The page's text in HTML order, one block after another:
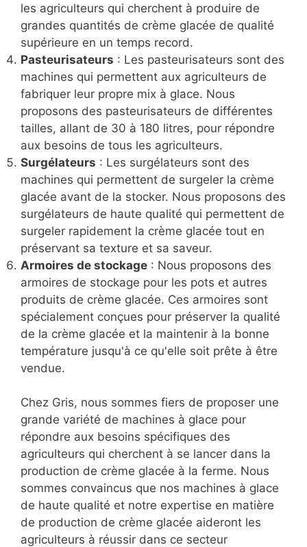
les agriculteurs qui cherchent à produire de
grandes quantités de crème glacée de qualité
supérieure en un temps record.
Pasteurisateurs : Les pasteurisateurs sont des
machines qui permettent aux agriculteurs de
fabriquer leur propre mix à glace. Nous
proposons des pasteurisateurs de différentes
tailles, allant de 30 à 180 litres, pour répondre
aux besoins de tous les agriculteurs.
Surgélateurs : Les surgélateurs sont des
machines qui permettent de surgeler la crème
glacée avant de la stocker. Nous proposons des
surgélateurs de haute qualité qui permettent de
surgeler rapidement la crème glacée tout en
préservant sa texture et sa saveur.
Armoires de stockage : Nous proposons des
armoires de stockage pour les pots et autres
produits de crème glacée. Ces armoires sont
spécialement conçues pour préserver la qualité
de la crème glacée et la maintenir à la bonne
température jusqu'à ce qu'elle soit prête à être
vendue.
Chez Gris, nous sommes fiers de proposer une
grande variété de machines à glace pour
répondre aux besoins spécifiques des
agriculteurs qui cherchent à se lancer dans la
production de crème glacée à la ferme. Nous
sommes convaincus que nos machines à glace
de haute qualité et notre expertise en matière
de production de crème glacée aideront les
agriculteurs à réussir dans ce secteur